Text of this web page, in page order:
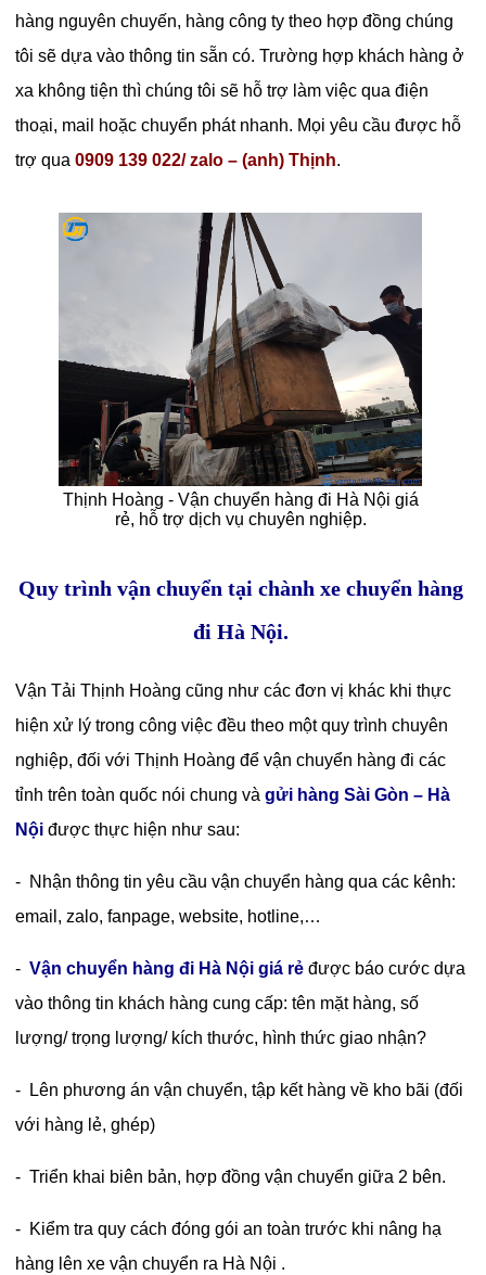
hàng nguyên chuyến, hàng công ty theo hợp đồng chúng
tôi sẽ dựa vào thông tin sẵn có. Trường hợp khách hàng ở
xa không tiện thì chúng tôi sẽ hỗ trợ làm việc qua điện
thoại, mail hoặc chuyển phát nhanh. Mọi yêu cầu được hỗ
trợ qua0909 139 022/ zalo – (anh) Thịnh.
Thịnh Hoàng - Vận chuyển hàng đi Hà Nội giá
rẻ, hỗ trợ dịch vụ chuyên nghiệp.
Quy trình vận chuyển tại chành xe chuyển hàng
đi Hà Nội.
Vận Tải Thịnh Hoàng cũng như các đơn vị khác khi thực
hiện xử lý trong công việc đều theo một quy trình chuyên
nghiệp, đối với Thịnh Hoàng để vận chuyển hàng đi các
tỉnh trên toàn quốc nói chung vàgửi hàng Sài Gòn – Hà
Nội được thực hiện như sau:
- Nhận thông tin yêu cầu vận chuyển hàng qua các kênh:
email, zalo, fanpage, website, hotline,…
- Vận chuyển hàng đi Hà Nội giá rẻ được báo cước dựa
vào thông tin khách hàng cung cấp: tên mặt hàng, số
lượng/ trọng lượng/ kích thước, hình thức giao nhận?
- Lên phương án vận chuyển, tập kết hàng về kho bãi (đối
với hàng lẻ, ghép)
- Triển khai biên bản, hợp đồng vận chuyển giữa 2 bên.
- Kiểm tra quy cách đóng gói an toàn trước khi nâng hạ
hàng lên xe vận chuyển ra Hà Nội .